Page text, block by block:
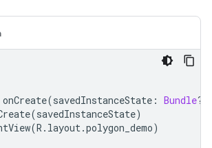
(savedInstanceState : Bundle?)
(savedInstanceState)
(R . layout.polygon_demo)